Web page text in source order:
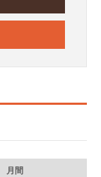
月間